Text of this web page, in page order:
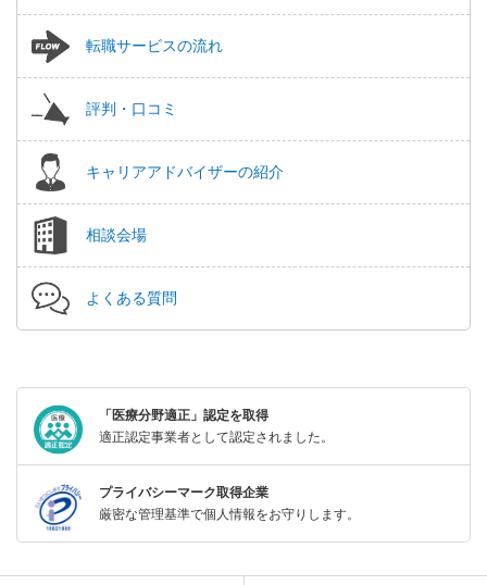
転職サービスの流れ
評判・口コミ
キャリアアドバイザーの紹介
相談会場
よくある質問
「医療分野適正」認定を取得
適正認定事業者として認定されました。
プライバシーマーク取得企業
厳密な管理基準で個人情報をお守りします。